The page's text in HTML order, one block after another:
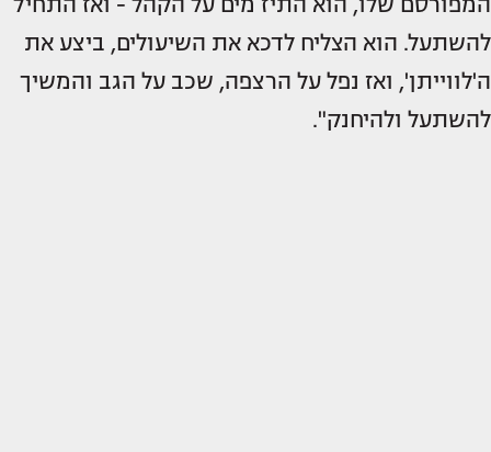
להשתעל. הוא הצליח לדכא את השיעולים, ביצע את
ה'לווייתן', ואז נפל על הרצפה, שכב על הגב והמשיך
להשתעל ולהיחנק".